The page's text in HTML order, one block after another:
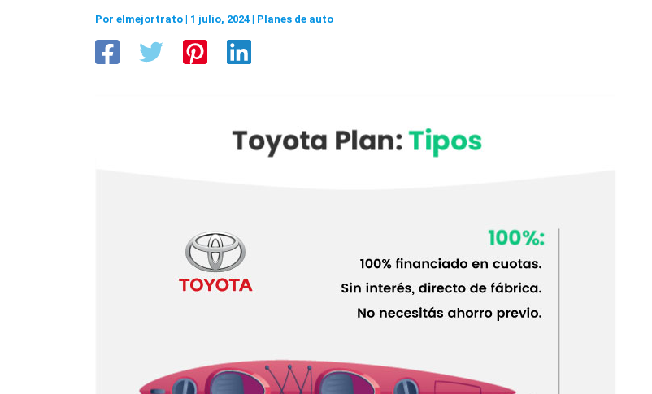
Por elmejortrato | 1 julio, 2024 | Planes de auto